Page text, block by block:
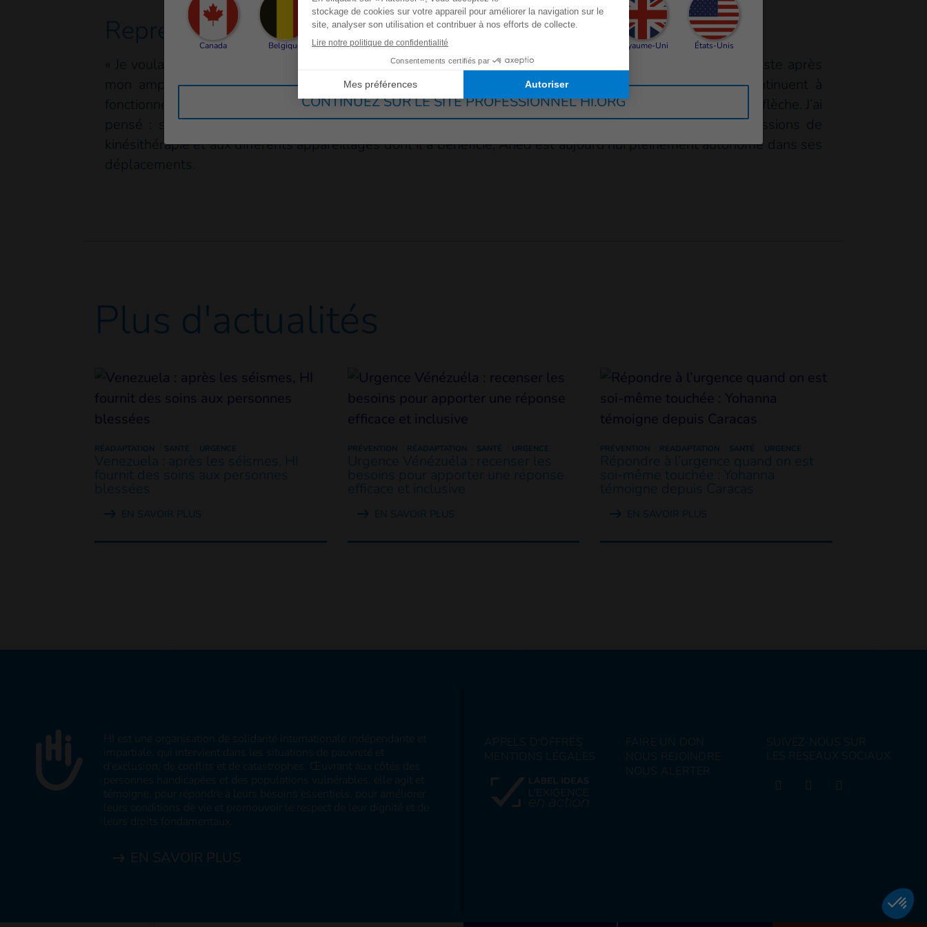
Reprendre confiance en soi
« Je voulais être comme tout le monde, prendre part à des activités sociales et sortir de chez moi. Mais juste après
mon amputation m’a santé s’est dégradée et j’ai dû commencer une dialyse pour que mes reins continuent à
fonctionner. J’étais déprimé. Quand j’ai rencontré d’autres patients amputés, ma motivation est remontée en flèche. J’ai
pensé : s’il peut marcher, pourquoi est-ce que je ne le pourrais pas ? » explique Ahed. Grâce aux sessions de
kinésithérapie et aux différents appareillages dont il a bénéficié, Ahed est aujourd’hui pleinement autonome dans ses
déplacements.
Plus d'actualités
RÉADAPTATION SANTÉ URGENCE
Venezuela : après les séismes, HI
fournit des soins aux personnes
blessées
EN SAVOIR PLUS
PRÉVENTION RÉADAPTATION SANTÉ URGENCE
Urgence Vénézuéla : recenser les
besoins pour apporter une réponse
efficace et inclusive
EN SAVOIR PLUS
PRÉVENTION RÉADAPTATION SANTÉ URGENCE
Répondre à l’urgence quand on est
soi-même touchée : Yohanna
témoigne depuis Caracas
EN SAVOIR PLUS
HI est une organisation de solidarité internationale indépendante et
impartiale, qui intervient dans les situations de pauvreté et
d’exclusion, de conflits et de catastrophes. Œuvrant aux côtés des
personnes handicapées et des populations vulnérables, elle agit et
témoigne, pour répondre à leurs besoins essentiels, pour améliorer
leurs conditions de vie et promouvoir le respect de leur dignité et de
leurs droits fondamentaux.
EN SAVOIR PLUS
APPELS D'OFFRES
MENTIONS LÉGALES
FAIRE UN DON
NOUS REJOINDRE
NOUS ALERTER
SUIVEZ-NOUS SUR
LES RESEAUX SOCIAUX
Canada Belgique Allemagne France Royaume-Uni États-Unis
CONTINUEZ SUR LE SITE PROFESSIONNEL HI.ORG